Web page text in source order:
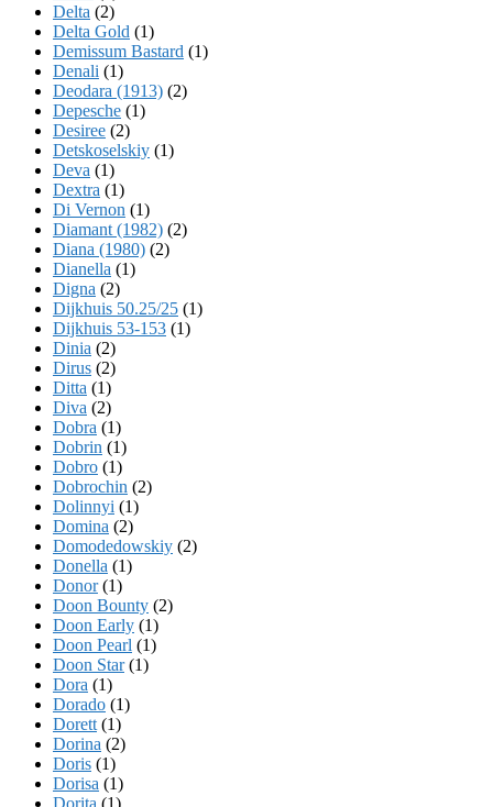
Delta (2)
Delta Gold (1)
Demissum Bastard (1)
Denali (1)
Deodara (1913) (2)
Depesche (1)
Desiree (2)
Detskoselskiy (1)
Deva (1)
Dextra (1)
Di Vernon (1)
Diamant (1982) (2)
Diana (1980) (2)
Dianella (1)
Digna (2)
Dijkhuis 50.25/25 (1)
Dijkhuis 53-153 (1)
Dinia (2)
Dirus (2)
Ditta (1)
Diva (2)
Dobra (1)
Dobrin (1)
Dobro (1)
Dobrochin (2)
Dolinnyi (1)
Domina (2)
Domodedowskiy (2)
Donella (1)
Donor(1)
Doon Bounty (2)
Doon Early (1)
Doon Pearl (1)
Doon Star(1)
Dora (1)
Dorado (1)
Dorett (1)
Dorina (2)
Doris (1)
Dorisa (1)
Dorita (1)